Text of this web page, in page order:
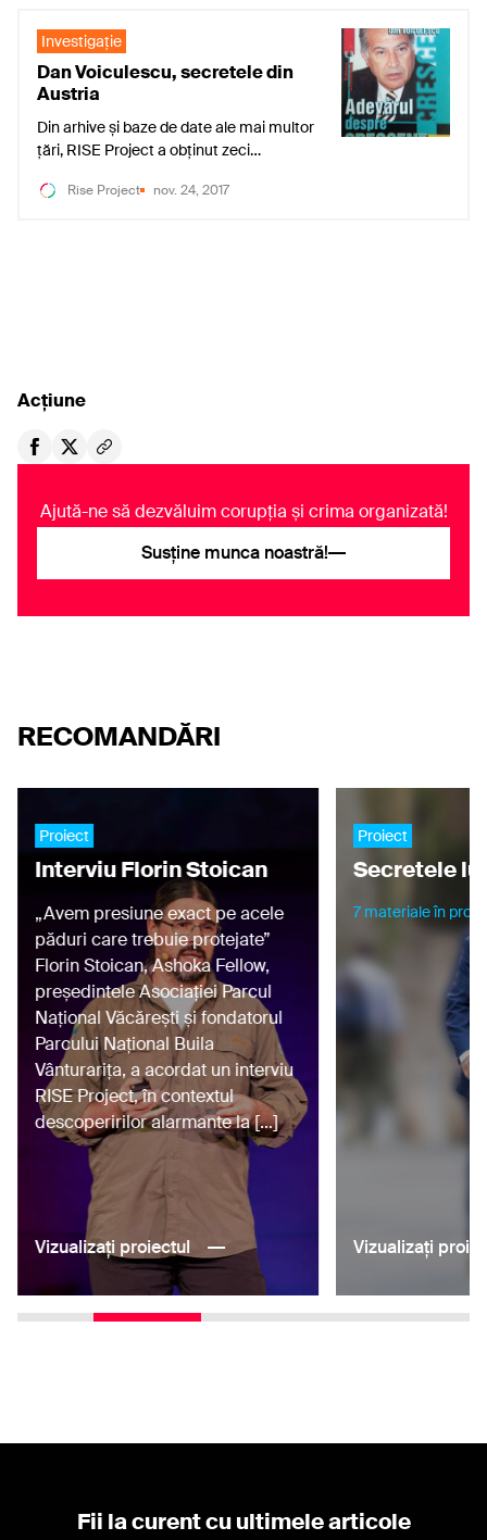
investigaţii si noutăţi
Investigaţie
Dan Voiculescu, secretele din
Austria
Din arhive și baze de date ale mai multor
țări, RISE Project a obținut zeci…
Rise Project nov. 24, 2017
Acțiune
Ajută-ne să dezvăluim corupția și crima organizată!
Susține munca noastră!
RECOMANDĂRI
Proiect
Interviu Florin Stoican
„Avem presiune exact pe acele
păduri care trebuie protejate”
Florin Stoican, Ashoka Fellow,
președintele Asociației Parcul
Național Văcărești și fondatorul
Parcului Național Buila
Vânturarița, a acordat un interviu
RISE Project, în contextul
descoperirilor alarmante la […]
Vizualizați proiectul
Proiect
Secretele
7 materiale în
Vizualizați
Fii la curent cu ultimele articole